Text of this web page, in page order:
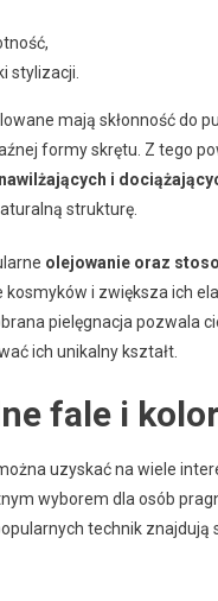
stylizacji.
mają skłonność do
formy skrętu. Z tego
i
strukturę.
olejowanie oraz
i zwiększa ich
pielęgnacja pozwala
ich unikalny kształt.
fale i
uzyskać na wiele
wyborem dla osób
technik znajdują